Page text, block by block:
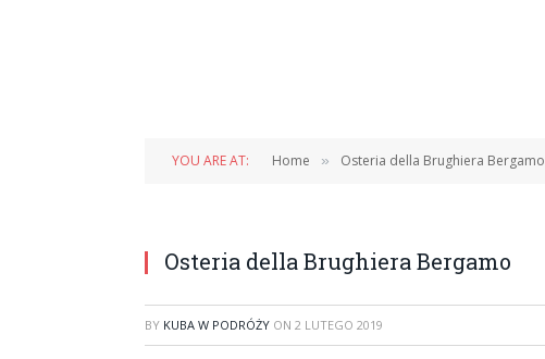
YOU ARE AT: Home » Osteria della Brughiera Bergamo
Osteria della Brughiera Bergamo
BY KUBA W PODRÓŻY ON 2 LUTEGO 2019